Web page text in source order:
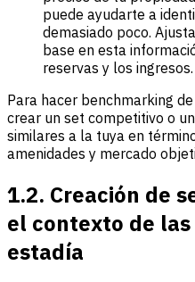
puede ayudarte a
demasiado poco.
base en esta
reservas y los ingresos.
Para hacer benchmarking
crear un set competitivo o
similares a la tuya en
amenidades y mercado
1.2. Creación de
el contexto de
estadía